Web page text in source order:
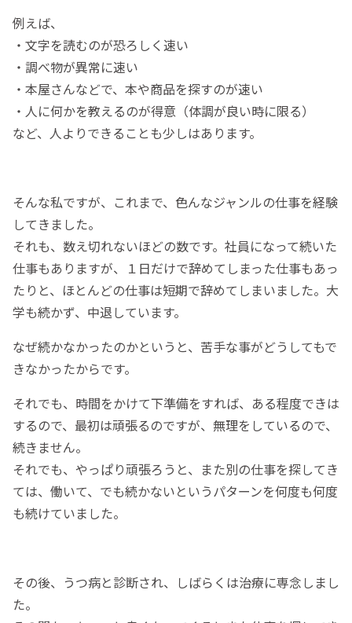
例えば、
・文字を読むのが恐ろしく速い
・調べ物が異常に速い
・本屋さんなどで、本や商品を探すのが速い
・人に何かを教えるのが得意（体調が良い時に限る）
など、人よりできることも少しはあります。
そんな私ですが、これまで、色んなジャンルの仕事を経験
してきました。
それも、数え切れないほどの数です。社員になって続いた
仕事もありますが、１日だけで辞めてしまった仕事もあっ
たりと、ほとんどの仕事は短期で辞めてしまいました。大
学も続かず、中退しています。
なぜ続かなかったのかというと、苦手な事がどうしてもで
きなかったからです。
それでも、時間をかけて下準備をすれば、ある程度できは
するので、最初は頑張るのですが、無理をしているので、
続きません。
それでも、やっぱり頑張ろうと、また別の仕事を探してき
ては、働いて、でも続かないというパターンを何度も何度
も続けていました。
その後、うつ病と診断され、しばらくは治療に専念しまし
た。